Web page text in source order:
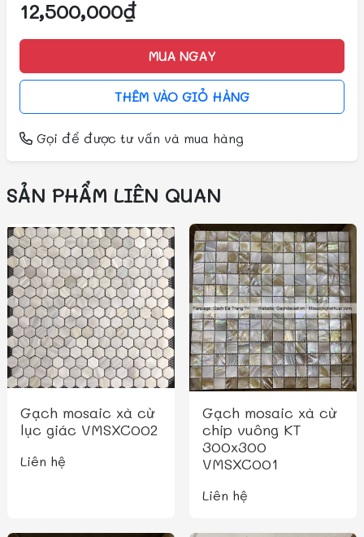
12,500,000₫
MUA NGAY
THÊM VÀO GIỎ HÀNG
Gọi để được tư vấn và mua hàng
SẢN PHẨM LIÊN QUAN
Gạch mosaic xà cừ
lục giác VMSXC002
Liên hệ
Gạch mosaic xà cừ
chip vuông KT
300x300
VMSXC001
Liên hệ